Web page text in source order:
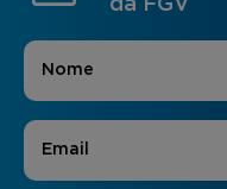
da FGV
Nome
E-mail